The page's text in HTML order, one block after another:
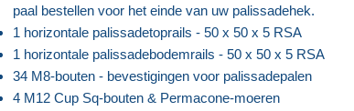
paal bestellen voor het einde van uw palissadehek.
1 horizontale palissadetoprails - 50 x 50 x 5 RSA
1 horizontale palissadebodemrails - 50 x 50 x 5 RSA
34 M8-bouten - bevestigingen voor palissadepalen
4 M12 Cup Sq-bouten & Permacone-moeren